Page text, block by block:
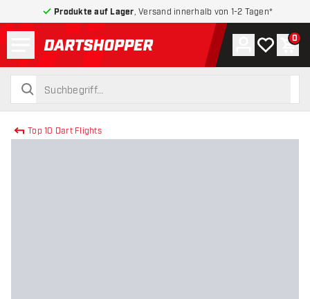
Produkte auf Lager , Versand innerhalb von 1-2 Tagen*
zurück zur Startseite
suchen
suchen
Konto
Meine 0
Top 10 Dart Flights